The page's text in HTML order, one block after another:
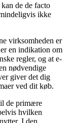
de de facto
ikke
virksomheden er
en indikation om
regler, og at e-
nødvendige
giver det dig
ved dit køb.
de primære
hvilken
I den